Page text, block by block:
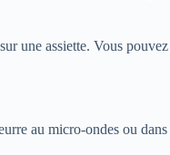
une assiette. Vous
au micro-ondes ou